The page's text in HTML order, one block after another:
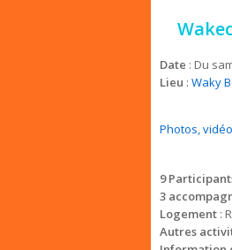
Date : Du
Lieu : Waky
Photos,
9
3
Logement:
Autres